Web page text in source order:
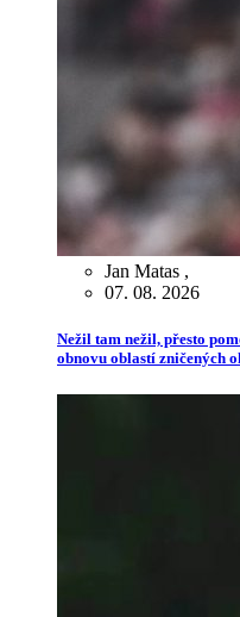
Jan Matas ,
07. 08. 2026
Nežil tam nežil, přesto
obnovu oblastí zničených